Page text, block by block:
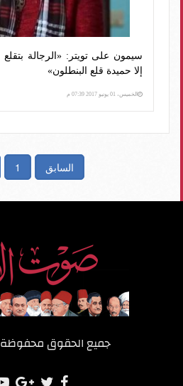
سيمون على تويتر: «الرجالة بتقلع
إلا حميدة قلع البنطلون»
الخميس، 01 يونيو 2017 07:39 م
السابق 1
جميع الحقوق محفوظة